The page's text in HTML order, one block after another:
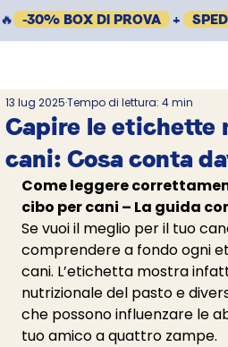
🔥 -30% BOX DI PROVA +
Capire le etichette
cani: Cosa conta
13 lug 2025Tempo di lettura: 4 min
Come leggere
cibo per cani – La guida
Se vuoi il meglio per il tuo
comprendere a fondo ogni
cani. L’etichetta mostra
nutrizionale del pasto e
che possono influenzare le
tuo amico a quattro zampe.